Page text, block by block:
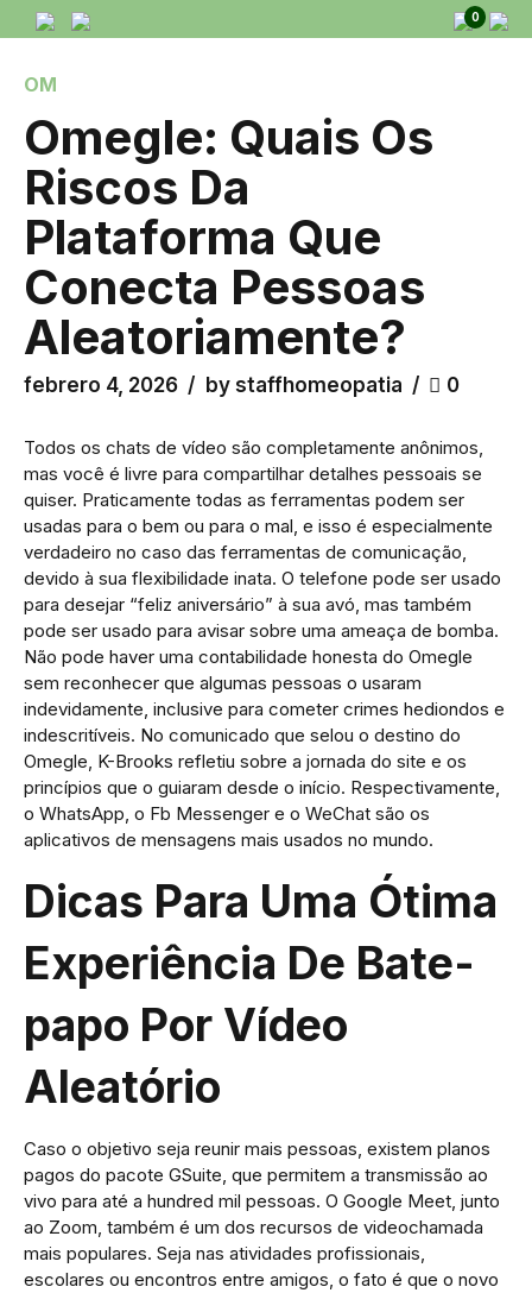
0
Beneficios
Padecimientos
Tienda en línea
Contacto
OM
Omegle: Quais Os
Riscos Da
Plataforma Que
Conecta Pessoas
Aleatoriamente?
febrero 4, 2026 by staffhomeopatia 0
Todos os chats de vídeo são completamente anônimos,
mas você é livre para compartilhar detalhes pessoais se
quiser. Praticamente todas as ferramentas podem ser
usadas para o bem ou para o mal, e isso é especialmente
verdadeiro no caso das ferramentas de comunicação,
devido à sua flexibilidade inata. O telefone pode ser usado
para desejar “feliz aniversário” à sua avó, mas também
pode ser usado para avisar sobre uma ameaça de bomba.
Não pode haver uma contabilidade honesta do Omegle
sem reconhecer que algumas pessoas o usaram
indevidamente, inclusive para cometer crimes hediondos e
indescritíveis. No comunicado que selou o destino do
Omegle, K-Brooks refletiu sobre a jornada do site e os
princípios que o guiaram desde o início. Respectivamente,
o WhatsApp, o Fb Messenger e o WeChat são os
aplicativos de mensagens mais usados no mundo.
Dicas Para Uma Ótima
Experiência De Bate-
papo Por Vídeo
Aleatório
Caso o objetivo seja reunir mais pessoas, existem planos
pagos do pacote GSuite, que permitem a transmissão ao
vivo para até a hundred mil pessoas. O Google Meet, junto
ao Zoom, também é um dos recursos de videochamada
mais populares. Seja nas atividades profissionais,
escolares ou encontros entre amigos, o fato é que o novo